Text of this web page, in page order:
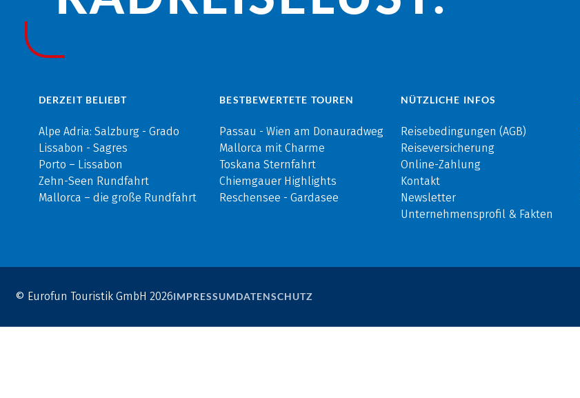
DERZEIT BELIEBT
Alpe Adria: Salzburg - Grado
Lissabon - Sagres
Porto – Lissabon
Zehn-Seen Rundfahrt
Mallorca – die große Rundfahrt
BESTBEWERTETE TOUREN
Passau - Wien am Donauradweg
Mallorca mit Charme
Toskana Sternfahrt
Chiemgauer Highlights
Reschensee - Gardasee
NÜTZLICHE INFOS
Reisebedingungen (AGB)
Reiseversicherung
Online-Zahlung
Kontakt
Newsletter
Unternehmensprofil & Fakten
© Eurofun Touristik GmbH 2026IMPRESSUMDATENSCHUTZ